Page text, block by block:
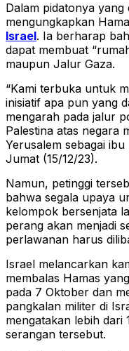
Dalam pidatonya yang
mengungkapkan
Israel. Ia berharap
dapat membuat
maupun Jalur Gaza.
“Kami terbuka untuk
inisiatif apa pun yang
mengarah pada jalur
Palestina atas negara
Yerusalem sebagai
Jumat (15/12/23).
Namun, petinggi
bahwa segala upaya
kelompok bersenjata
perang akan menjadi
perlawanan harus
Israel melancarkan
membalas Hamas
pada 7 Oktober dan
pangkalan militer di
mengatakan lebih dari
serangan tersebut.